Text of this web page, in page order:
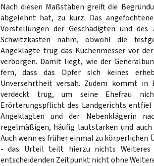
Nach diesen Maßstäben greift die
abgelehnt hat, zu kurz. Das
Vorstellungen der Geschädigten und
Schwitzkasten nahm, obwohl die
Angeklagte trug das Küchenmesser vor
verborgen. Damit liegt, wie der
fern, dass das Opfer sich keines
Unversehrtheit versah. Zudem kommt in
verdeckt trug, um seine Ehefrau
Erörterungspflicht des Landgerichts entfiel
Angeklagten und der Nebenklägerin
regelmäßigen, häufig lautstarken und
Auch wenn es früher einmal zu körperlichen
- das Urteil teilt hierzu nichts
entscheidenden Zeitpunkt nicht ohne